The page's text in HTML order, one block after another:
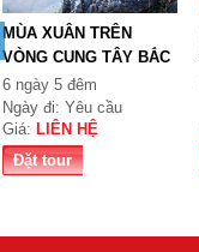
MÙA XUÂN TRÊN
VÒNG CUNG TÂY BẮC
TỔ QUỐ...
6 ngày 5 đêm
Ngày đi: Yêu cầu
Giá: LIÊN HỆ
Đặt tour